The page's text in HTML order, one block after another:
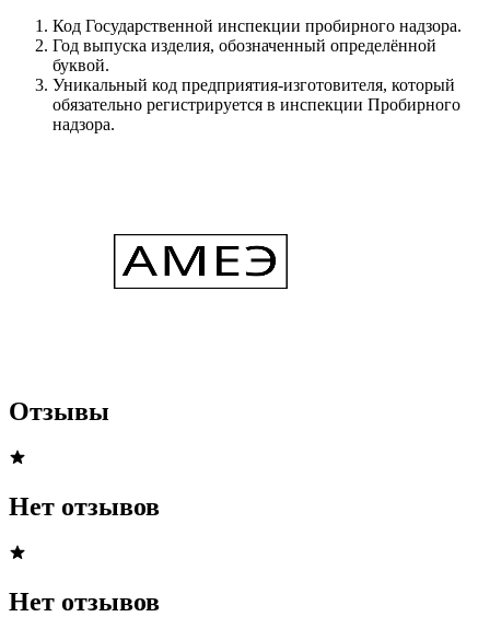
Код Государственной инспекции пробирного надзора.
Год выпуска изделия, обозначенный определённой
буквой.
Уникальный код предприятия-изготовителя, который
обязательно регистрируется в инспекции Пробирного
надзора.
Отзывы
Нет отзывов
Нет отзывов